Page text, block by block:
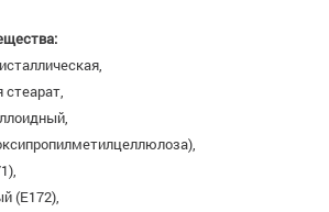
стеарат,
(Е172),